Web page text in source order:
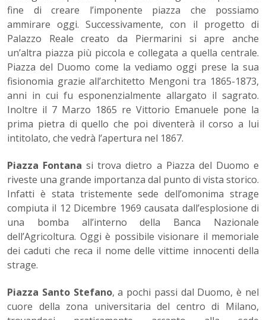
fine di creare l’imponente piazza che possiamo
ammirare oggi. Successivamente, con il progetto di
Palazzo Reale creato da Piermarini si apre anche
un’altra piazza più piccola e collegata a quella centrale.
Piazza del Duomo come la vediamo oggi prese la sua
fisionomia grazie all’architetto Mengoni tra 1865-1873,
anni in cui fu esponenzialmente allargato il sagrato.
Inoltre il 7 Marzo 1865 re Vittorio Emanuele pone la
prima pietra di quello che poi diventerà il corso a lui
intitolato, che vedrà l’apertura nel 1867.
Piazza Fontana si trova dietro a Piazza del Duomo e
riveste una grande importanza dal punto di vista storico.
Infatti è stata tristemente sede dell’omonima strage
compiuta il 12 Dicembre 1969 causata dall’esplosione di
una bomba all’interno della Banca Nazionale
dell’Agricoltura. Oggi è possibile visionare il memoriale
dei caduti che reca il nome delle vittime innocenti della
strage.
Piazza Santo Stefano, a pochi passi dal Duomo, è nel
cuore della zona universitaria del centro di Milano,